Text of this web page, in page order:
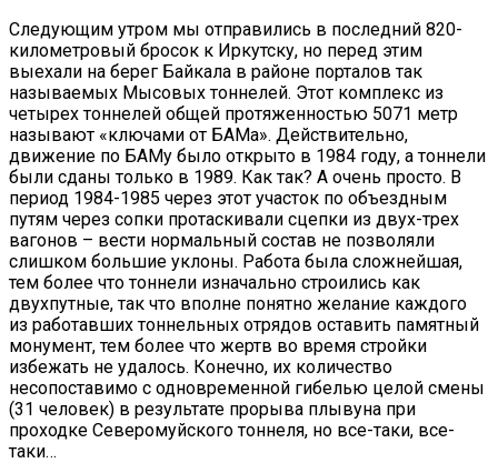
Следующим утром мы отправились в последний 820-
километровый бросок к Иркутску, но перед этим
выехали на берег Байкала в районе порталов так
называемых Мысовых тоннелей. Этот комплекс из
четырех тоннелей общей протяженностью 5071 метр
называют «ключами от БАМа». Действительно,
движение по БАМу было открыто в 1984 году, а тоннели
были сданы только в 1989. Как так? А очень просто. В
период 1984-1985 через этот участок по объездным
путям через сопки протаскивали сцепки из двух-трех
вагонов – вести нормальный состав не позволяли
слишком большие уклоны. Работа была сложнейшая,
тем более что тоннели изначально строились как
двухпутные, так что вполне понятно желание каждого
из работавших тоннельных отрядов оставить памятный
монумент, тем более что жертв во время стройки
избежать не удалось. Конечно, их количество
несопоставимо с одновременной гибелью целой смены
(31 человек) в результате прорыва плывуна при
проходке Северомуйского тоннеля, но все-таки, все-
таки…